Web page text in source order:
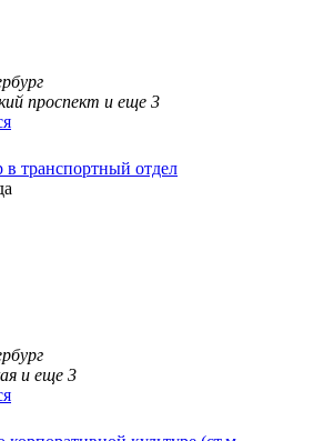
проспект и еще 3
в транспортный отдел
и еще 3